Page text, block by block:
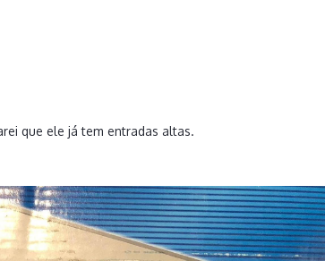
que ele já tem entradas altas.